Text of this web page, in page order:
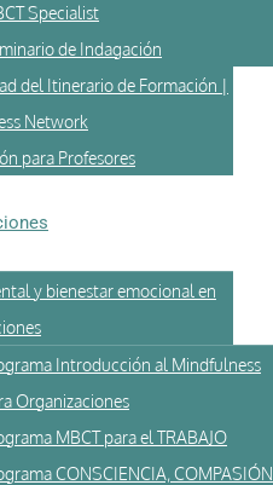
Specialist
de Indagación
del Itinerario de Formación |
Network
para Profesores
y bienestar emocional en
Introducción al Mindfulness
Organizaciones
MBCT para el TRABAJO
CONSCIENCIA, COMPASIÓN